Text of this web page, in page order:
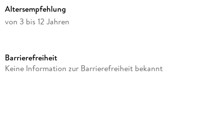
Altersempfehlung
von 3 bis 12 Jahren
Verlag/Hersteller
Barrierefreiheit
Keine Information zur Barrierefreiheit bekannt